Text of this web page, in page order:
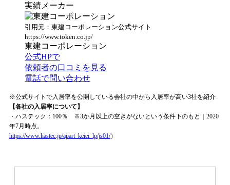
実績メーカー
引用元：東建コーポレーション公式サイト
https://www.token.co.jp/
東建コーポレーション
公式HPで
依頼者の口コミを見る
電話で問い合わせ
※公式サイトで入居率を公開している会社の中から入居率が高い3社を紹介
【各社の入居率について】
・ハステック：100％ ※3か月以上の空きがないという条件下のもと｜2020
年7月時点。
https://www.hastec.jp/apart_keiei_lp/js01/）